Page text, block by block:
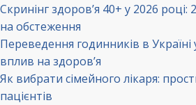
Скринінг здоров’я 40+ у 2026
на обстеження
Переведення годинників в Україні
вплив на здоров’я
Як вибрати сімейного лікаря:
пацієнтів